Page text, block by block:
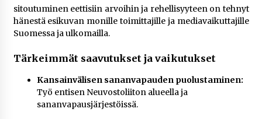
sitoutuminen eettisiin arvoihin ja rehellisyyteen on tehnyt
hänestä esikuvan monille toimittajille ja mediavaikuttajille
Suomessa ja ulkomailla.
Tärkeimmät saavutukset ja vaikutukset
Kansainvälisen sananvapauden puolustaminen:
Työ entisen Neuvostoliiton alueella ja
sananvapausjärjestöissä.